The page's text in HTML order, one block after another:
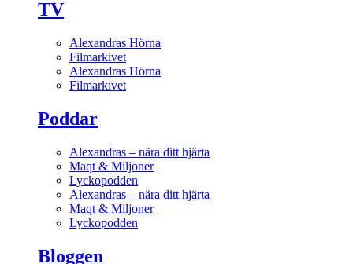
TV
Alexandras Hörna
Filmarkivet
Alexandras Hörna
Filmarkivet
Poddar
Alexandras – nära ditt hjärta
Maqt & Miljoner
Lyckopodden
Alexandras – nära ditt hjärta
Maqt & Miljoner
Lyckopodden
Bloggen